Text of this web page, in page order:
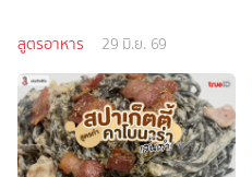
สูตรอาหาร 29 มิ.ย. 69